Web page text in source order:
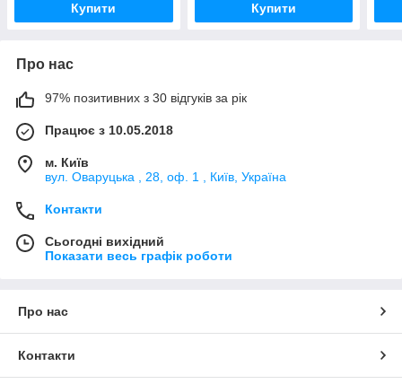
Купити Купити
Про нас
97% позитивних з 30 відгуків за рік
Працює з 10.05.2018
м. Київ
вул. Оваруцька , 28, оф. 1 , Київ, Україна
Контакти
Сьогодні вихідний
Показати весь графік роботи
Про нас
Контакти